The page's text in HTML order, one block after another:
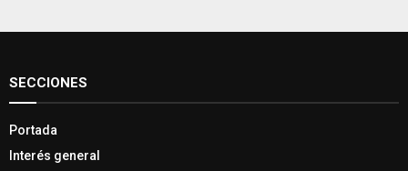
SECCIONES
Portada
Interés general